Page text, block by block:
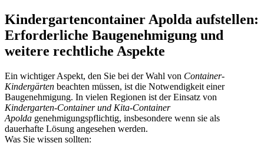
Kindergartencontainer Apolda aufstellen:
Erforderliche Baugenehmigung und
weitere rechtliche Aspekte
Ein wichtiger Aspekt, den Sie bei der Wahl von Container-
Kindergärten beachten müssen, ist die Notwendigkeit einer
Baugenehmigung. In vielen Regionen ist der Einsatz von
Kindergarten-Container und Kita-Container
Apolda genehmigungspflichtig, insbesondere wenn sie als
dauerhafte Lösung angesehen werden.
Was Sie wissen sollten: